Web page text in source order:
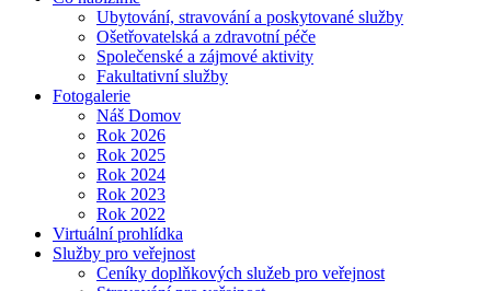
Ubytování, stravování a poskytované služby
Ošetřovatelská a zdravotní péče
Společenské a zájmové aktivity
Fakultativní služby
Fotogalerie
Náš Domov
Rok 2026
Rok 2025
Rok 2024
Rok 2023
Rok 2022
Virtuální prohlídka
Služby pro veřejnost
Ceníky doplňkových služeb pro veřejnost